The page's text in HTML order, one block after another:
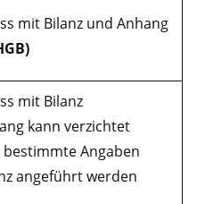
mit Bilanz und Anhang
mit Bilanz
kann verzichtet
Angaben
angeführt werden